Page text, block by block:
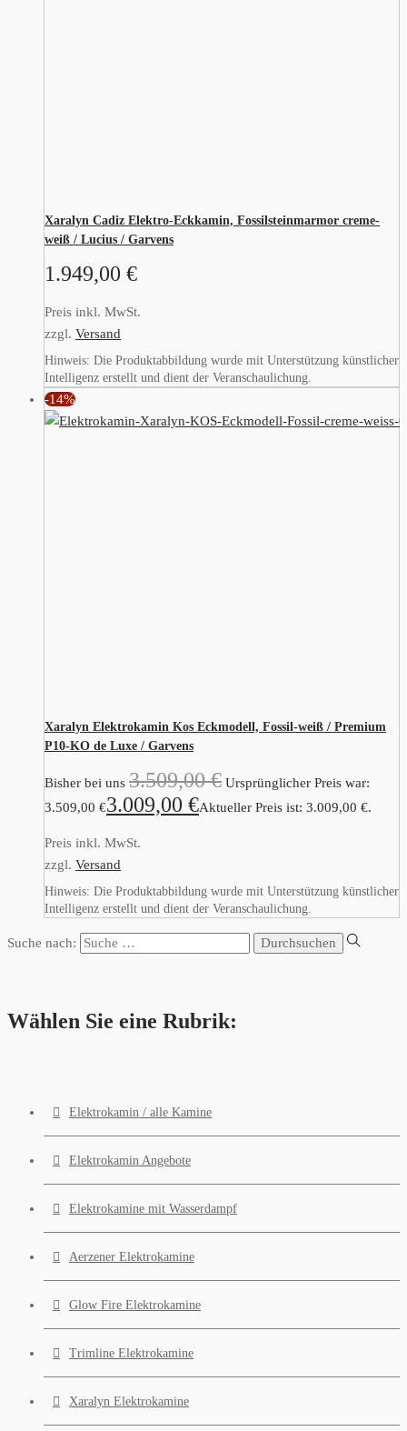
Xaralyn Cadiz Elektro-Eckkamin, Fossilsteinmarmor creme-
weiß / Lucius / Garvens
1.949,00 €
Preis inkl. MwSt.
zzgl. Versand
Hinweis: Die Produktabbildung wurde mit Unterstützung künstlicher
Intelligenz erstellt und dient der Veranschaulichung.
-14%
Xaralyn Elektrokamin Kos Eckmodell, Fossil-weiß / Premium
P10-KO de Luxe / Garvens
Bisher bei uns 3.509,00€ Ursprünglicher Preis war:
3.509,00 €3.009,00 €Aktueller Preis ist: 3.009,00 €.
Preis inkl. MwSt.
zzgl. Versand
Hinweis: Die Produktabbildung wurde mit Unterstützung künstlicher
Intelligenz erstellt und dient der Veranschaulichung.
Suche nach:
Wählen Sie eine Rubrik:
Elektrokamin / alle Kamine
Elektrokamin Angebote
Elektrokamine mit Wasserdampf
Aerzener Elektrokamine
Glow Fire Elektrokamine
Trimline Elektrokamine
Xaralyn Elektrokamine